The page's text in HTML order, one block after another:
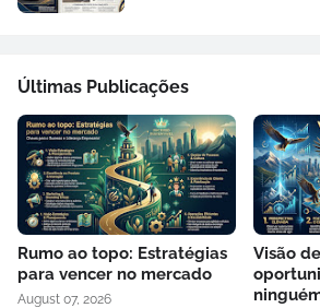
Últimas Publicações
Rumo ao topo: Estratégias
para vencer no mercado
August 07, 2026
Visão